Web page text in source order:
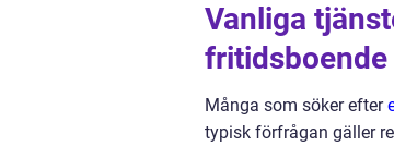
Vanliga
fritidsboende
Många som söker efter
typisk förfrågan gäller